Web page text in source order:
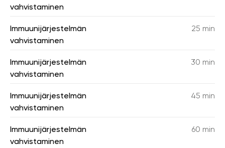
vahvistaminen
Immuunijärjestelmän
vahvistaminen
25 min
Immuunijärjestelmän
vahvistaminen
30 min
Immuunijärjestelmän
vahvistaminen
45 min
Immuunijärjestelmän
vahvistaminen
60 min